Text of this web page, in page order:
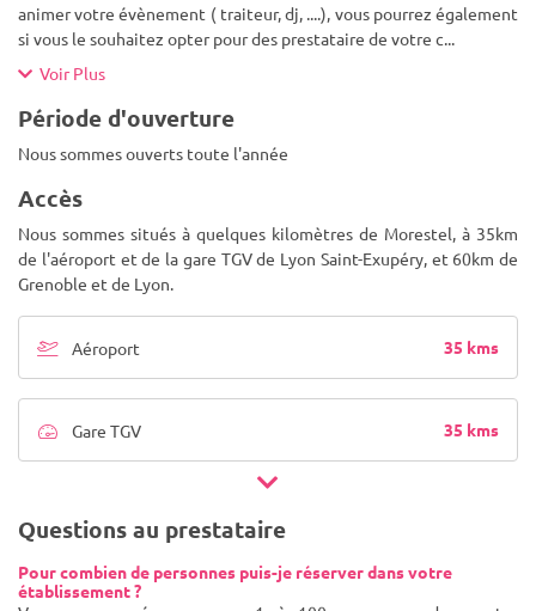
animer votre évènement ( traiteur, dj, ....), vous pourrez également
si vous le souhaitez opter pour des prestataire de votre c...
Voir Plus
Période d'ouverture
Nous sommes ouverts toute l'année
Accès
Nous sommes situés à quelques kilomètres de Morestel, à 35km
de l'aéroport et de la gare TGV de Lyon Saint-Exupéry, et 60km de
Grenoble et de Lyon.
Aéroport 35 kms
Gare TGV 35 kms
Questions au prestataire
Pour combien de personnes puis-je réserver dans votre
établissement ?